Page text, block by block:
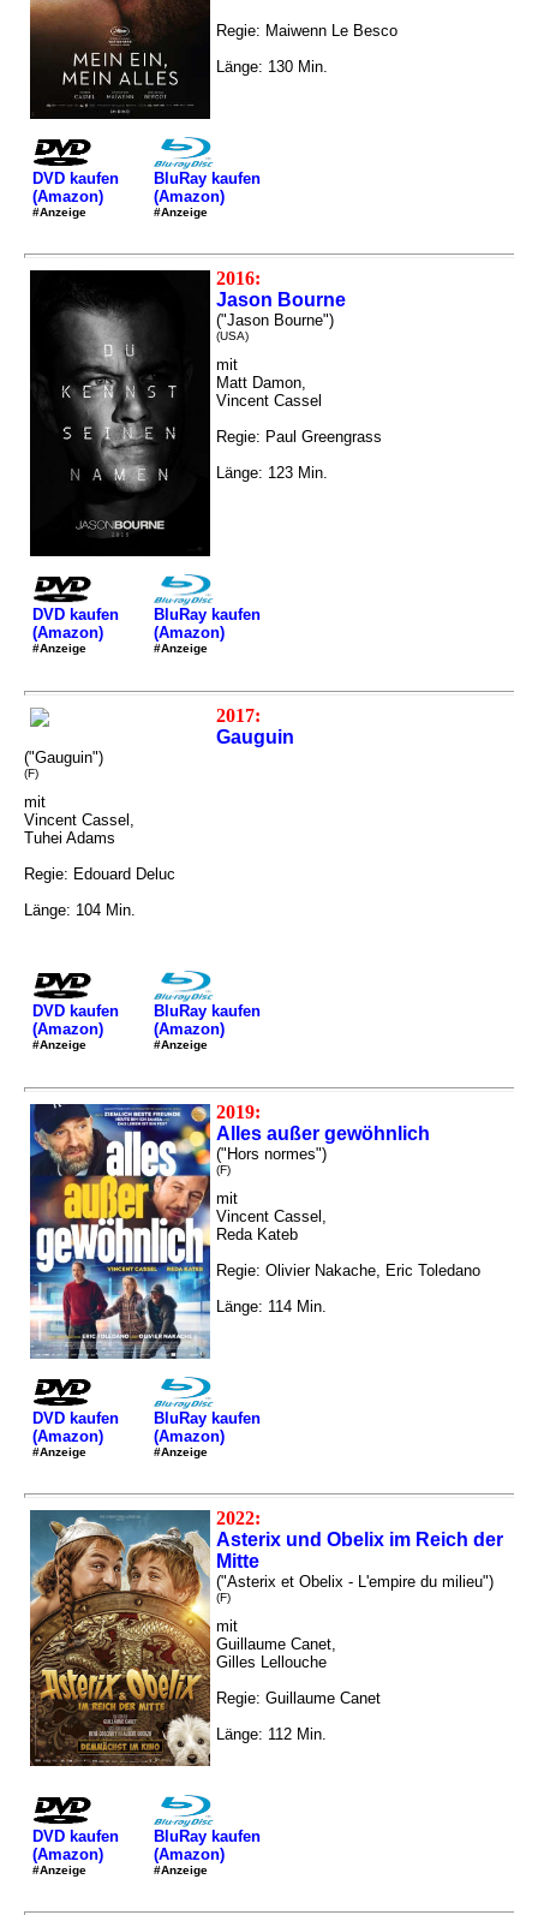
Regie: Maiwenn Le Besco
Länge: 130 Min.
DVD kaufen
(Amazon)
#Anzeige
BluRay kaufen
(Amazon)
#Anzeige
2016:
Jason Bourne
("Jason Bourne")
(USA)
mit
Matt Damon,
Vincent Cassel
Regie: Paul Greengrass
Länge: 123 Min.
DVD kaufen
(Amazon)
#Anzeige
BluRay kaufen
(Amazon)
#Anzeige
2017:
Gauguin
("Gauguin")
(F)
mit
Vincent Cassel,
Tuhei Adams
Regie: Edouard Deluc
Länge: 104 Min.
DVD kaufen
(Amazon)
#Anzeige
BluRay kaufen
(Amazon)
#Anzeige
2019:
Alles außer gewöhnlich
("Hors normes")
(F)
mit
Vincent Cassel,
Reda Kateb
Regie: Olivier Nakache, Eric Toledano
Länge: 114 Min.
DVD kaufen
(Amazon)
#Anzeige
BluRay kaufen
(Amazon)
#Anzeige
2022:
Asterix und Obelix im Reich der
Mitte
("Asterix et Obelix - L'empire du milieu")
(F)
mit
Guillaume Canet,
Gilles Lellouche
Regie: Guillaume Canet
Länge: 112 Min.
DVD kaufen
(Amazon)
#Anzeige
BluRay kaufen
(Amazon)
#Anzeige